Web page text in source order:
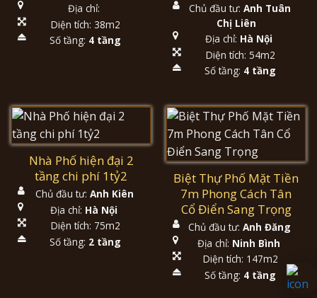
Địa chỉ:
Diện tích: 38m2
Số tầng: 4 tầng
Chủ đầu tư: Anh Tuân
Chị Liên
Địa chỉ: Hà Nội
Diện tích: 54m2
Số tầng: 4 tầng
Nhà Phố hiện đại 2
tầng chi phí 1tỷ2
Chủ đầu tư: Anh Kiên
Địa chỉ: Hà Nội
Diện tích: 75m2
Số tầng: 2 tầng
Biệt Thự Phố Mặt Tiền
7m Phong Cách Tân
Cổ Điển Sang Trọng
Chủ đầu tư: Anh Đăng
Địa chỉ: Ninh Bình
Diện tích: 147m2
Số tầng: 4 tầng